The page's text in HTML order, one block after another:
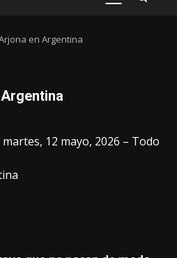
PRIMARY
en Argentina
12 mayo, 2026 – Todo